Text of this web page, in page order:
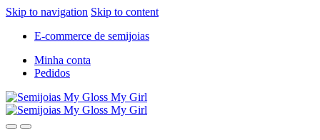
Skip to navigation Skip to content
E-commerce de semijoias
Minha conta
Pedidos